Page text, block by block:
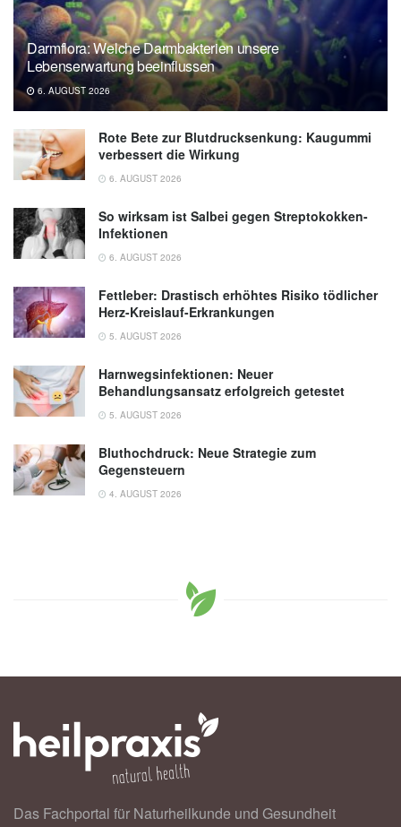
Universitätsklinikum Jena: Was machen
Wechseljahre mit dem Gehirn? (veröffentlicht
17.10.2025),uniklinikum-jena.de
Darmflora: Welche Darmbakterien unsere
Lebenserwartung beeinflussen
6. AUGUST 2026
Rote Bete zur Blutdrucksenkung: Kaugummi
verbessert die Wirkung
6. AUGUST 2026
So wirksam ist Salbei gegen Streptokokken-
Infektionen
6. AUGUST 2026
Fettleber: Drastisch erhöhtes Risiko tödlicher
Herz-Kreislauf-Erkrankungen
5. AUGUST 2026
Harnwegsinfektionen: Neuer
Behandlungsansatz erfolgreich getestet
5. AUGUST 2026
Bluthochdruck: Neue Strategie zum
Gegensteuern
4. AUGUST 2026
Das Fachportal für Naturheilkunde und Gesundheit